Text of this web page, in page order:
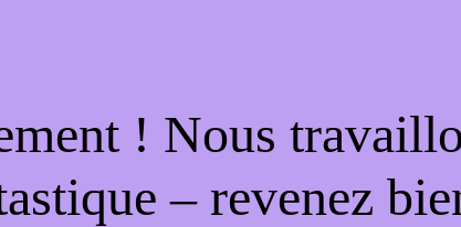
! Nous
– revenez